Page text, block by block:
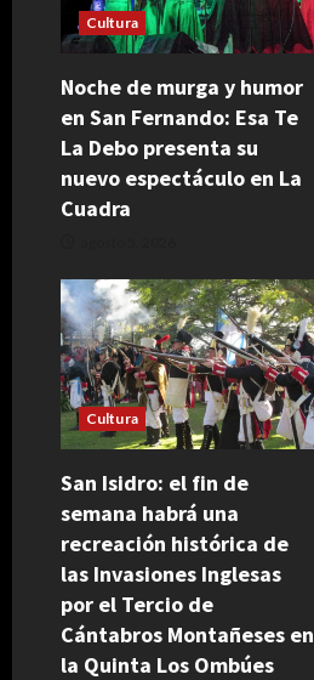
Cultura
Noche de murga y humor
en San Fernando: Esa Te
La Debo presenta su
nuevo espectáculo en La
Cuadra
Cultura
San Isidro: el fin de
semana habrá una
recreación histórica de
las Invasiones Inglesas
por el Tercio de
Cántabros Montañeses en
la Quinta Los Ombúes